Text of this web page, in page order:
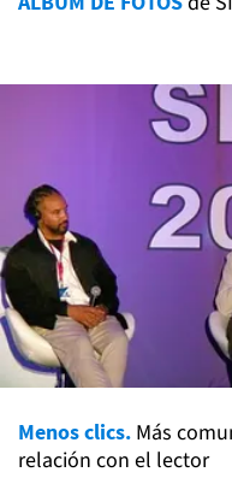
Menos clics. Más
relación con el lector